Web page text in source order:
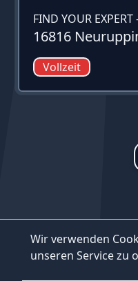
Wir verwenden
unseren Service zu
FIND YOUR
16816
Vollzeit